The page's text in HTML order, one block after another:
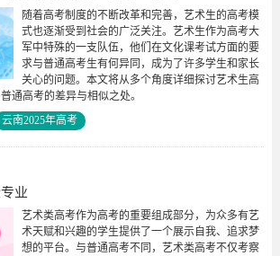
随着高考制度的不断改革和完善，艺术生的高考模
式也逐渐受到社会的广泛关注。艺术生作为高考大
军中特殊的一支队伍，他们在文化课考试方面的要
求与普通高考生有何异同，成为了许多学生和家长
关心的问题。本文将从多个角度详细探讨艺术生高
通高考的差异与相似之处。
云南2025年高考
业
艺术类高考作为高考的重要组成部分，为众多有艺
术天赋和兴趣的学生提供了一个展示自我、追求梦
想的平台。与普通高考不同，艺术类高考不仅考察